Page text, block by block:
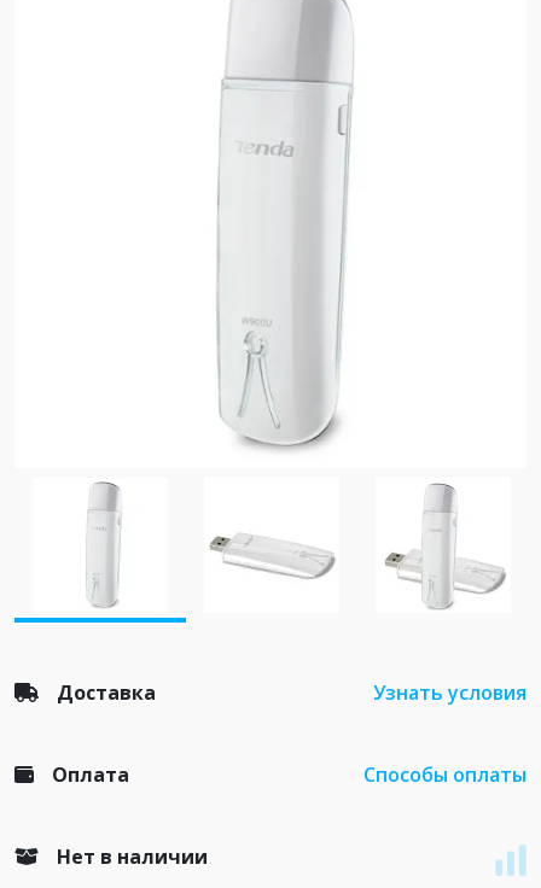
Доставка Узнать условия
Оплата Способы оплаты
Нет в наличии